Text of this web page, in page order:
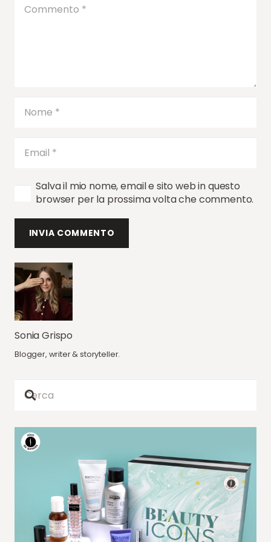
Salva il mio nome, email e sito web in questo
browser per la prossima volta che commento.
INVIA COMMENTO
Sonia Grispo
Blogger, writer & storyteller.